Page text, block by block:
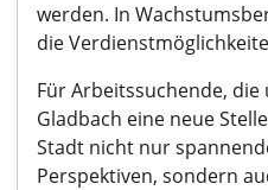
werden. In
die
Für Arbeitssuchende,
Gladbach eine neue
Stadt nicht nur
Perspektiven, sondern